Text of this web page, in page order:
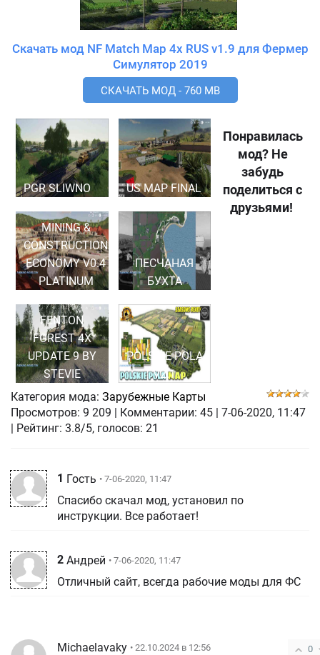
Скачать мод NF Match Map 4x RUS v1.9 для Фермер
Симулятор 2019
СКАЧАТЬ МОД - 760 MB
PGR SLIWNO US MAP FINAL
MINING &
CONSTRUCTION
ECONOMY V0.4
PLATINUM
ПЕСЧАНАЯ
БУХТА
FENTON
FOREST 4X
UPDATE 9 BY
STEVIE
POLSKIE POLA
V2.1
Понравилась
мод? Не
забудь
поделиться с
друзьями!
Категория мода: Зарубежные Карты
Просмотров: 9 209 Комментарии: 45
7-06-2020, 11:47
| Рейтинг: 3.8/5, голосов: 21
1 Гость • 7-06-2020, 11:47
Спасибо скачал мод, установил по
инструкции. Все работает!
2 Андрей • 7-06-2020, 11:47
Отличный сайт, всегда рабочие моды для ФС
0
Michaelavaky • 22.10.2024 в 12:56